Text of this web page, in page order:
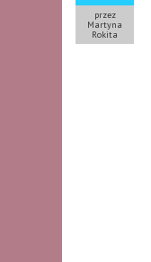
przez
Martyna
Rokita